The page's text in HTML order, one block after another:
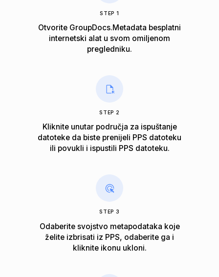
STEP 1
Otvorite GroupDocs.Metadata besplatni
internetski alat u svom omiljenom
pregledniku.
STEP 2
Kliknite unutar područja za ispuštanje
datoteke da biste prenijeli PPS datoteku
ili povukli i ispustili PPS datoteku.
STEP 3
Odaberite svojstvo metapodataka koje
želite izbrisati iz PPS, odaberite ga i
kliknite ikonu ukloni.